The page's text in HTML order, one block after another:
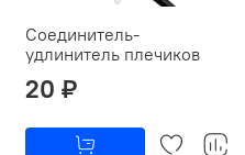
Соединитель-
удлинитель плечиков
20 ₽